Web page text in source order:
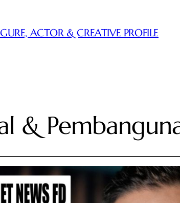
ACTOR & CREATIVE PROFILE
&